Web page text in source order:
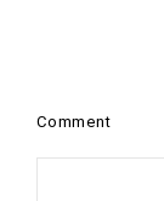
Comment